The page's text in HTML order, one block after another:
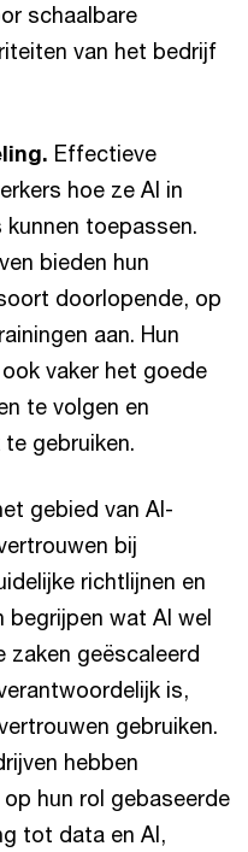
schaalbare
van het bedrijf
Effectieve
hoe ze AI in
toepassen.
bieden hun
doorlopende, op
aan. Hun
vaker het goede
te volgen en
gebruiken.
gebied van AI-
bij
richtlijnen en
begrijpen wat AI wel
zaken geëscaleerd
is,
gebruiken.
hebben
hun rol gebaseerde
tot data en AI,